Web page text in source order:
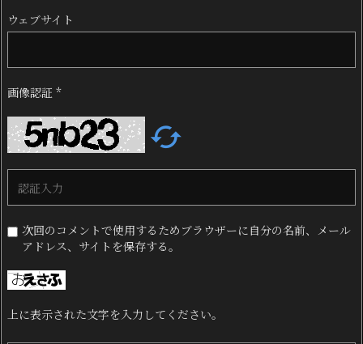
ウェブサイト
画像認証 *

次回のコメントで使用するためブラウザーに自分の名前、メール
アドレス、サイトを保存する。
上に表示された文字を入力してください。